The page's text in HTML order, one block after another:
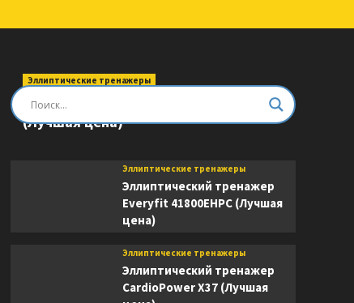
Эллиптические тренажеры
Эллиптический тренажер DFC E8745T
(Лучшая цена)
Эллиптические тренажеры
Эллиптический тренажер
Everyfit 41800EHPC (Лучшая
цена)
Эллиптические тренажеры
Эллиптический тренажер
CardioPower X37 (Лучшая